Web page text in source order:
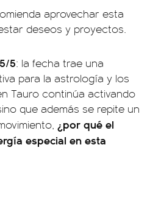
aprovechar esta
deseos y proyectos.
5: la fecha trae una
para la astrología y los
Tauro continúa activando
que además se repite un
¿por qué el
especial en esta